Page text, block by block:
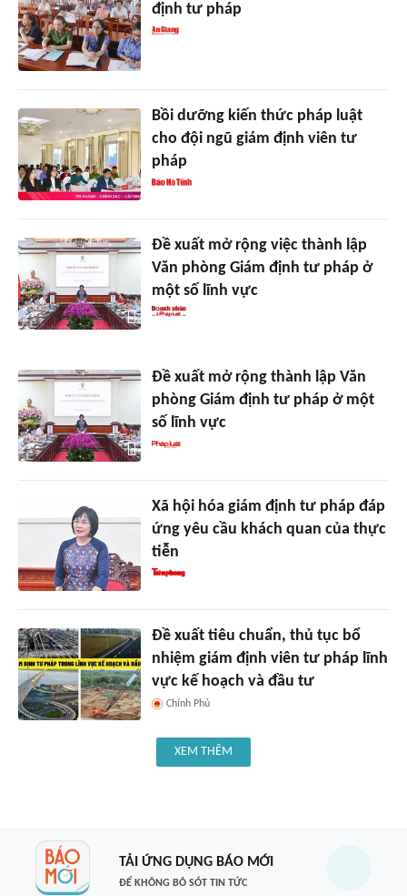
định tư pháp
Bồi dưỡng kiến thức pháp luật
cho đội ngũ giám định viên tư
pháp
Đề xuất mở rộng việc thành lập
Văn phòng Giám định tư pháp ở
một số lĩnh vực
Đề xuất mở rộng thành lập Văn
phòng Giám định tư pháp ở một
số lĩnh vực
Xã hội hóa giám định tư pháp đáp
ứng yêu cầu khách quan của thực
tiễn
Đề xuất tiêu chuẩn, thủ tục bổ
nhiệm giám định viên tư pháp lĩnh
vực kế hoạch và đầu tư
Chính Phủ
XEM THÊM
TẢI ỨNG DỤNG BÁO MỚI
ĐỂ KHÔNG BỎ SÓT TIN TỨC